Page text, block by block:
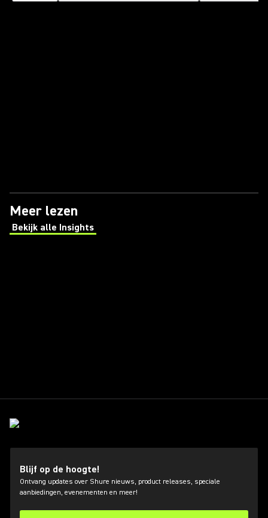
Meer lezen
Bekijk alle Insights
(Opens in a new tab)
Blijf op de hoogte!
Ontvang updates over Shure nieuws, product releases, speciale
aanbiedingen, evenementen en meer!